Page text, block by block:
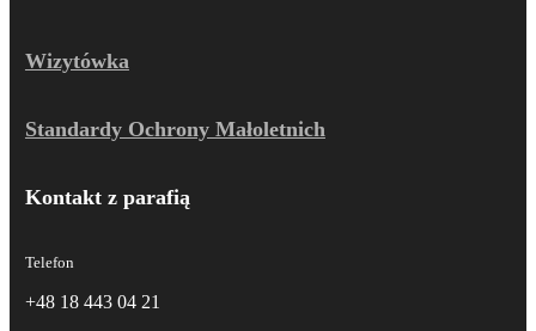
Wizytówka
Standardy Ochrony Małoletnich
Kontakt z parafią
Telefon
+48 18 443 04 21